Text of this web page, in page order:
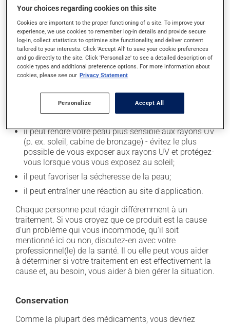
l'étiquette. N'en utilisez pas plus, ni plus souvent
Effets indésirables
En plus de ses effets recherchés, ce produit peut à
l'occasion entraîner certains effets indésirables (effets
il peut faire apparaître des boutons et de la rougeur
sur la peau;
il peut rendre votre peau plus sensible aux rayons UV
(p. ex. soleil, cabine de bronzage) - évitez le plus
possible de vous exposer aux rayons UV et protégez-
vous lorsque vous vous exposez au soleil;
il peut favoriser la sécheresse de la peau;
il peut entraîner une réaction au site d'application.
Chaque personne peut réagir différemment à un
traitement. Si vous croyez que ce produit est la cause
d'un problème qui vous incommode, qu'il soit
mentionné ici ou non, discutez-en avec votre
professionnel(le) de la santé. Il ou elle peut vous aider
à déterminer si votre traitement en est effectivement la
cause et, au besoin, vous aider à bien gérer la situation.
Conservation
Comme la plupart des médicaments, vous devriez
Your choices regarding cookies on this site
Cookies are important to the proper functioning of a site. To improve your
experience, we use cookies to remember log-in details and provide secure
log-in, collect statistics to optimise site functionality, and deliver content
tailored to your interests. Click 'Accept All' to save your cookie preferences
and go directly to the site. Click 'Personalize' to see a detailed description of
cookie types and additional preference options. For more information about
cookies, please see our Privacy Statement
Personalize Accept All